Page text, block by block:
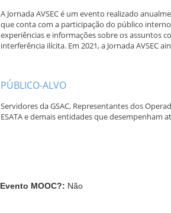
A Jornada AVSEC é um evento realizado
que conta com a participação do público
experiências e informações sobre os assuntos
interferência ilícita. Em 2021, a Jornada AVSEC
PÚBLICO-ALVO
Servidores da GSAC, Representantes dos
ESATA e demais entidades que desempenham
Evento MOOC?: Não